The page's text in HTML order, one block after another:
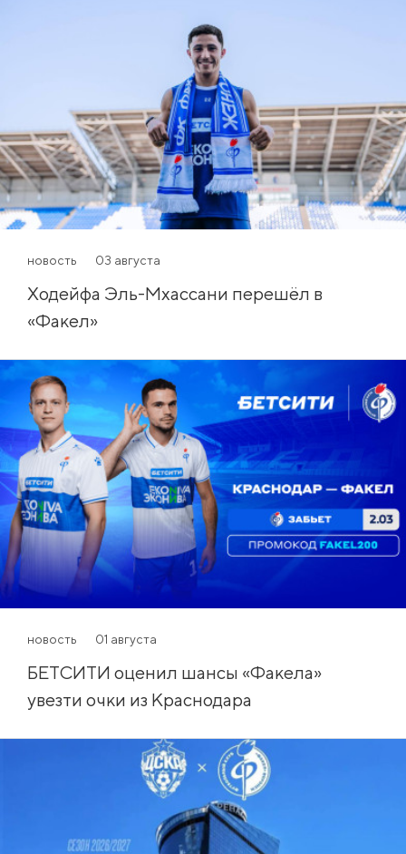
новость 03 августа
Ходейфа Эль-Мхассани перешёл в
«Факел»
новость 01 августа
БЕТСИТИ оценил шансы «Факела»
увезти очки из Краснодара